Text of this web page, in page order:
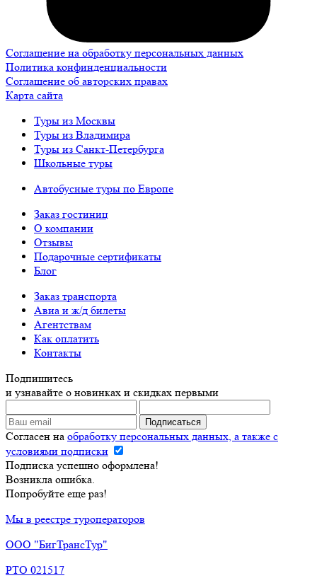
Соглашение на обработку персональных данных
Политика конфинденциальности
Соглашение об авторских правах
Карта сайта
Туры из Москвы
Туры из Владимира
Туры из Санкт-Петербурга
Школьные туры
Автобусные туры по Европе
Заказ гостиниц
О компании
Отзывы
Подарочные сертификаты
Блог
Заказ транспорта
Авиа и ж/д билеты
Агентствам
Как оплатить
Контакты
Подпишитесь
и узнавайте о новинках и скидках первыми
Согласен на обработку персональных данных, а также с
условиями подписки
Подписка успешно оформлена!
Возникла ошибка.
Попробуйте еще раз!
Мы в реестре туроператоров
ООО "БигТрансТур"
РТО 021517